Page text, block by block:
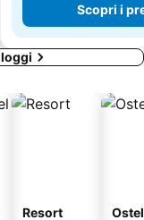
Scopri i
Resort